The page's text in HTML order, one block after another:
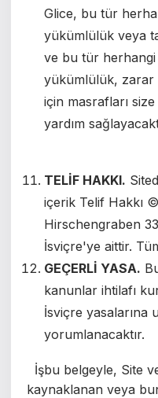
Glice, bu tür
yükümlülük veya
ve bu tür herhangi
yükümlülük, zarar
için masrafları
yardım
TELİF HAKKI.
içerik Telif Hakkı
Hirschengraben
İsviçre'ye aittir.
GEÇERLİ YASA.
kanunlar ihtilafı
İsviçre yasalarına
yorumlanacaktır.
İşbu belgeyle, Site
kaynaklanan veya